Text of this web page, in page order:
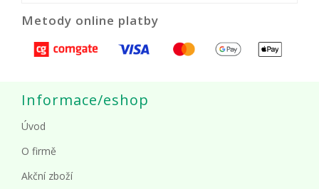
Metody online platby
Informace/eshop
Úvod
O firmě
Akční zboží